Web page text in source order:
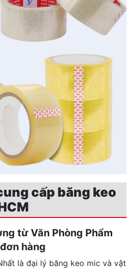
cấp băng keo
từ Văn Phòng Phẩm
hàng
là đại lý băng keo mic và vật